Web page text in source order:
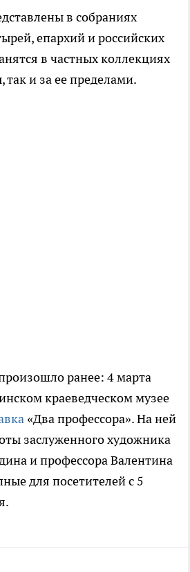
в собраниях
епархий и российских
в частных коллекциях
так и за ее пределами.
ранее: 4 марта
краеведческом музее
«Два профессора». На ней
заслуженного художника
и профессора Валентина
для посетителей с 5